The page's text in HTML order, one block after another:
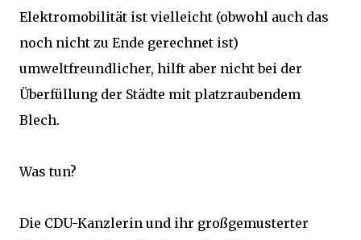
Elektromobilität ist vielleicht (obwohl auch das
noch nicht zu Ende gerechnet ist)
umweltfreundlicher, hilft aber nicht bei der
Überfüllung der Städte mit platzraubendem
Blech.
Was tun?
Die CDU-Kanzlerin und ihr großgemusterter